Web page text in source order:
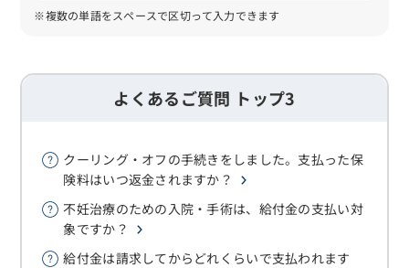
※複数の単語をスペースで区切って入力できます
よくあるご質問 トップ3
クーリング・オフの手続きをしました。支払った保
険料はいつ返金されますか？
不妊治療のための入院・手術は、給付金の支払い対
象ですか？
給付金は請求してからどれくらいで支払われます